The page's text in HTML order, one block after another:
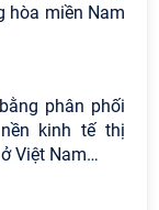
hòa miền Nam
phân phối
kinh tế thị
Việt Nam…